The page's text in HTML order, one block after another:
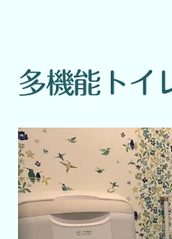
多機能トイ